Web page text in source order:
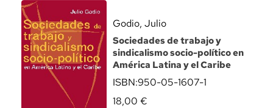
Godio, Julio
Sociedades de trabajo y
sindicalismo socio-político en
América Latina y el Caribe
ISBN:950-05-1607-1
18,00 €